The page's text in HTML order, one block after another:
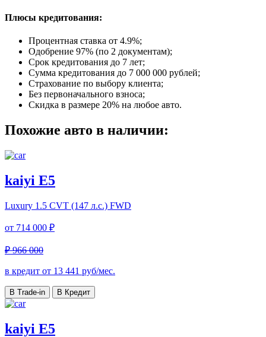
Плюсы кредитования:
Процентная ставка от 4.9%;
Одобрение 97% (по 2 документам);
Срок кредитования до 7 лет;
Сумма кредитования до 7 000 000 рублей;
Страхование по выбору клиента;
Без первоначального взноса;
Скидка в размере 20% на любое авто.
Похожие авто в наличии:
kaiyi E5
Luxury 1.5 CVT (147 л.с.) FWD
от 714 000 ₽
₽ 966 000
в кредит от 13 441 руб/мес.
В Trade-in В Кредит
kaiyi E5